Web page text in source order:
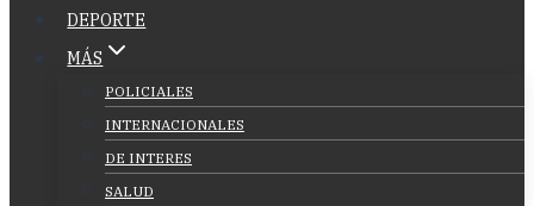
DEPORTE
MÁS
POLICIALES
INTERNACIONALES
DE INTERES
SALUD